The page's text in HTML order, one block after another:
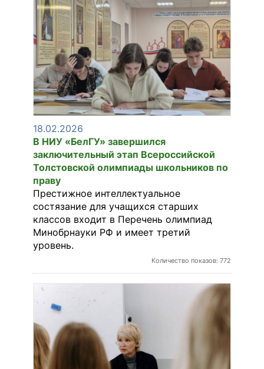
18.02.2026
В НИУ «БелГУ» завершился
заключительный этап Всероссийской
Толстовской олимпиады школьников по
праву
Престижное интеллектуальное
состязание для учащихся старших
классов входит в Перечень олимпиад
Минобрнауки РФ и имеет третий
уровень.
Количество показов: 772